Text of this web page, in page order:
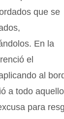
que se
En la
el
al
a todo
para